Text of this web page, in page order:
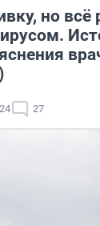
но всё
27